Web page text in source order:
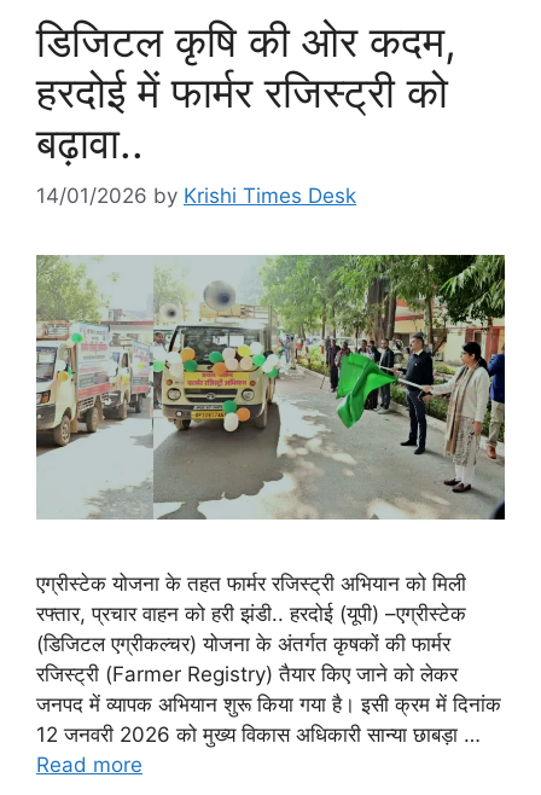
डिजिटल कृषि की ओर कदम,
हरदोई में फार्मर रजिस्ट्री को
बढ़ावा..
14/01/2026 by Krishi Times Desk
एग्रीस्टेक योजना के तहत फार्मर रजिस्ट्री अभियान को मिली
रफ्तार, प्रचार वाहन को हरी झंडी.. हरदोई (यूपी) –एग्रीस्टेक
(डिजिटल एग्रीकल्चर) योजना के अंतर्गत कृषकों की फार्मर
रजिस्ट्री (Farmer Registry) तैयार किए जाने को लेकर
जनपद में व्यापक अभियान शुरू किया गया है। इसी क्रम में दिनांक
12 जनवरी 2026 को मुख्य विकास अधिकारी सान्या छाबड़ा …
Read more